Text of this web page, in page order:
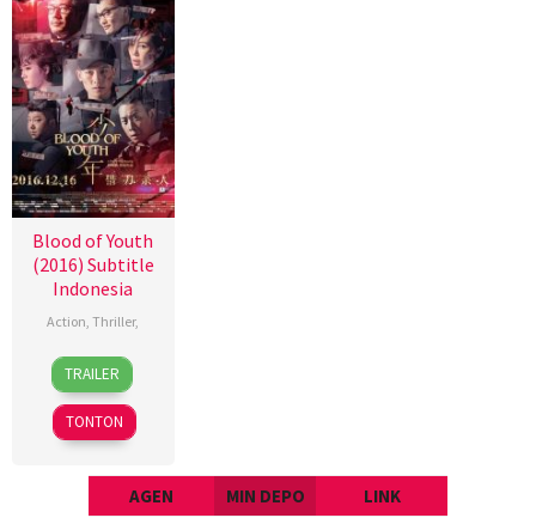
Blood of Youth
(2016) Subtitle
Indonesia
Action,Thriller,
16
Dec
2016
Yang
Shupeng
TRAILER
TONTON
AGEN MIN DEPO
LINK